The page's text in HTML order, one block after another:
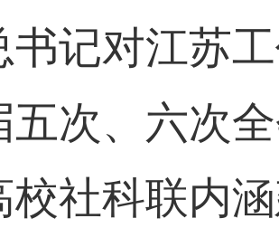
书记对江苏
五次、六次
校社科联内